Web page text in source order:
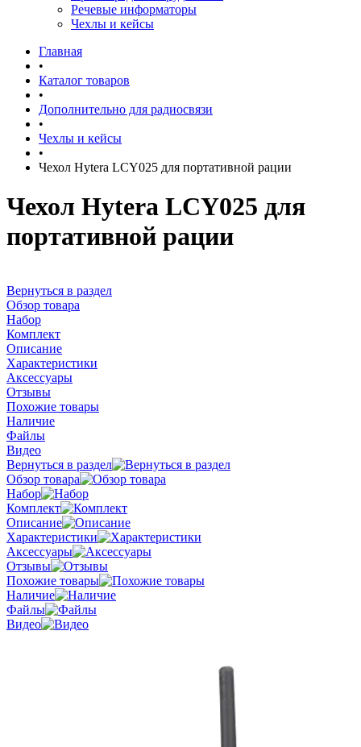
Речевые информаторы
Чехлы и кейсы
Главная
•
Каталог товаров
•
Дополнительно для радиосвязи
•
Чехлы и кейсы
•
Чехол Hytera LCY025 для портативной рации
Чехол Hytera LCY025 для
портативной рации
Вернуться в раздел
Обзор товара
Набор
Комплект
Описание
Характеристики
Аксессуары
Отзывы
Похожие товары
Наличие
Файлы
Видео
Вернуться в раздел
Обзор товара
Набор
Комплект
Описание
Характеристики
Аксессуары
Отзывы
Похожие товары
Наличие
Файлы
Видео